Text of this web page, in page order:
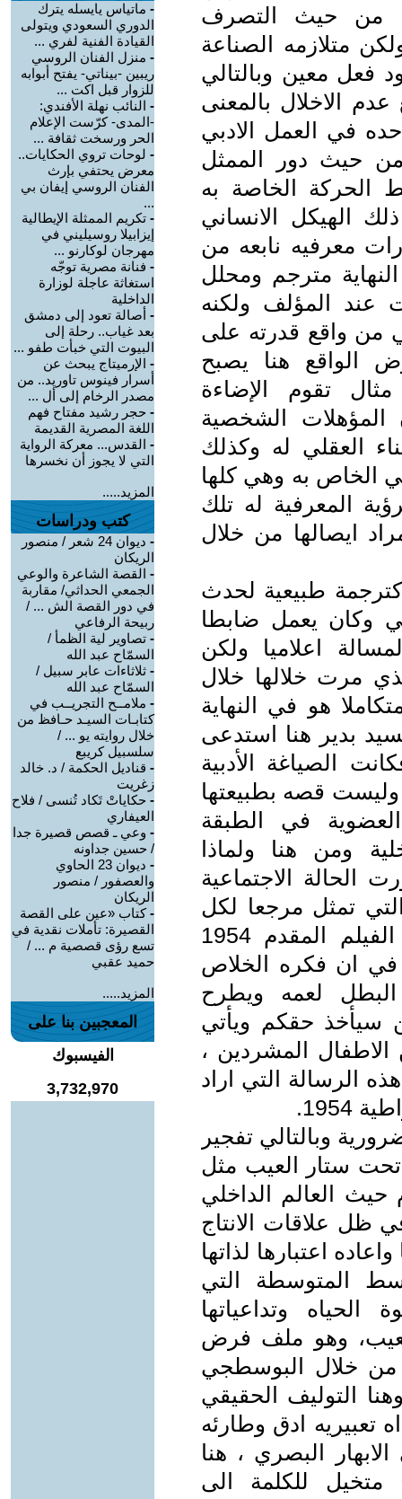
من حيث التصرف
متلازمه الصناعة
فعل معين وبالتالي
الاخلال بالمعنى
في العمل الادبي
حيث دور الممثل
الحركة الخاصة به
الهيكل الانساني
معرفيه نابعه من
مترجم ومحلل
عند المؤلف ولكنه
من واقع قدرته على
الواقع هنا يصبح
تقوم الإضاءة
المؤهلات الشخصية
العقلي له وكذلك
الخاص به وهي كلها
المعرفية له تلك
ايصالها من خلال
طبيعية لحدث
وكان يعمل ضابطا
اعلاميا ولكن
مرت خلالها خلال
هو في النهاية
بدير هنا استدعى
الصياغة الأدبية
وليست قصه بطبيعتها
في الطبقة
ومن هنا ولماذا
الحالة الاجتماعية
تمثل مرجعا لكل
الثورات عبر العالم هنا يصبح ذلك الفيلم المقدم 1954
الى صانعي ثوره يوليو 1952 في ان فكره الخلاص
البطل لعمه ويطرح
سيأخذ حقكم ويأتي
المشردين ،
الرسالة التي اراد
وبالتالي تفجير
ستار العيب مثل
العالم الداخلي
ظل علاقات الانتاج
اعتبارها لذاتها
المتوسطة التي
وتداعياتها
وهو ملف فرض
من خلال البوسطجي
التوليف الحقيقي
تعبيريه ادق وطارئه
البصري ، هنا
متخيل للكلمة الى
- ماتياس يايسله يترك
الدوري السعودي ويتولى
القيادة الفنية لفري ...
- منزل الفنان الروسي
ريبين -بيناتي- يفتح أبوابه
للزوار قبل اكت ...
- النائب نهلة الأفندي:
-المدى- كرّست الإعلام
الحر ورسخت ثقافة ...
- لوحات تروي الحكايات..
معرض يحتفي بإرث
الفنان الروسي إيفان بي
...
- تكريم الممثلة الإيطالية
إيزابيلا روسيليني في
مهرجان لوكارنو ...
- فنانة مصرية توجّه
استغاثة عاجلة لوزارة
الداخلية
- أصالة تعود إلى دمشق
بعد غياب.. رحلة إلى
البيوت التي خبأت طفو ...
- الإرميتاج يبحث عن
أسرار فينوس تاوريد.. من
مصدر الرخام إلى أل ...
- حجر رشيد مفتاح فهم
اللغة المصرية القديمة
- القدس... معركة الرواية
التي لا يجوز أن نخسرها
المزيد.....
كتب ودراسات
-
ديوان 24 شعر / منصور
الريكان
- القصة الشاعرة والوعي
الجمعي الحداثي/ مقاربة
في دور القصة الش ... /
ربيحة الرفاعي
- تصاوير لية الظمأ /
السمّاح عبد الله
- ثلاثاءات عابر سبيل /
السمّاح عبد الله
- ملامــح التجريــب في
كتابـات السيـد حـافظ من
خلال روايته يو ... /
سلسبيل كريبع
- قناديل الحكمة / د. خالد
زغريت
- حكاياتْ تَكاد تُنسى / فلاح
العيفاري
- وعي ـ قصص قصيرة جدا
/ حسين جداونه
-
ديوان 23 الحاوي
والعصفور / منصور
الريكان
-كتاب «عين على القصة
القصيرة: تأملات نقدية في
تسع رؤى قصصية م ... /
حميد عقبي
المزيد.....
المعجبين بنا على
الفيسبوك
3,732,970